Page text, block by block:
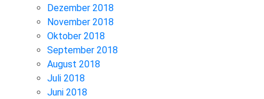
Dezember 2018
November 2018
Oktober 2018
September 2018
August 2018
Juli 2018
Juni 2018